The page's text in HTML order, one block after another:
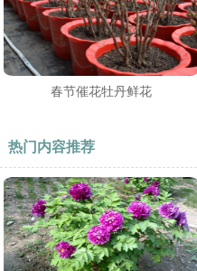
春节催花牡丹鲜花
热门内容推荐